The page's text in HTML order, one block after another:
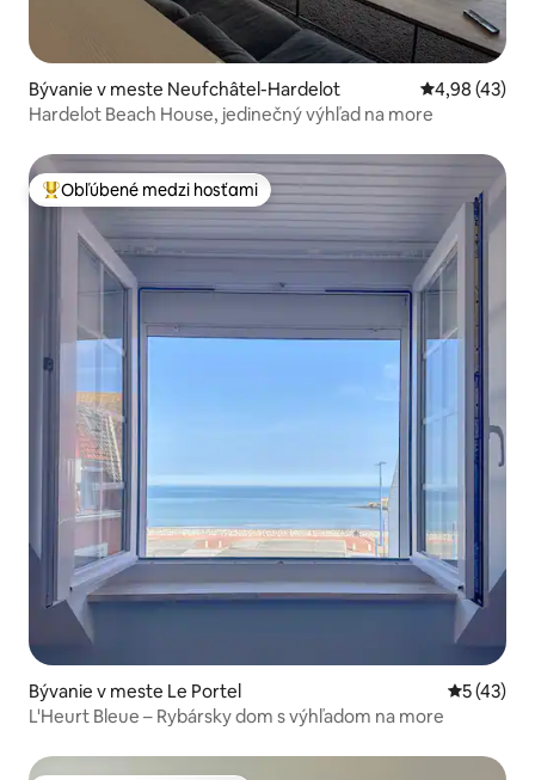
Bývanie v meste Neufchâtel-Hardelot Priemerné
4,98 (43)
Hardelot Beach House, jedinečný výhľad na more
Najobľúbenejšie medzi hosťami
Obľúbené medzi hosťami
Bývanie v meste Le Portel
5 (43)
L'Heurt Bleue – Rybársky dom s výhľadom na more